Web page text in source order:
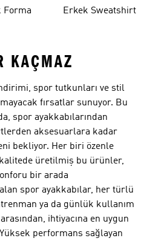
Forma
Erkek Sweatshirt
KAÇMAZ
spor tutkunları ve stil
fırsatlar sunuyor. Bu
spor ayakkabılarından
aksesuarlara kadar
bekliyor. Her biri özenle
üretilmiş bu ürünler,
bir arada
spor ayakkabılar, her türlü
ya da günlük kullanım
ihtiyacına en uygun
performans sağlayan